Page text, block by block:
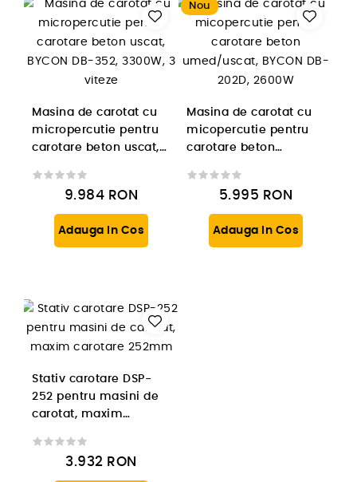
Masina de carotat cu
micropercutie pentru
carotare beton uscat,
9.984 RON
Adauga In Cos
Nou
Masina de carotat cu
micopercutie pentru
carotare beton
5.995 RON
Adauga In Cos
Stativ carotare DSP-
252 pentru masini de
carotat, maxim
3.932 RON